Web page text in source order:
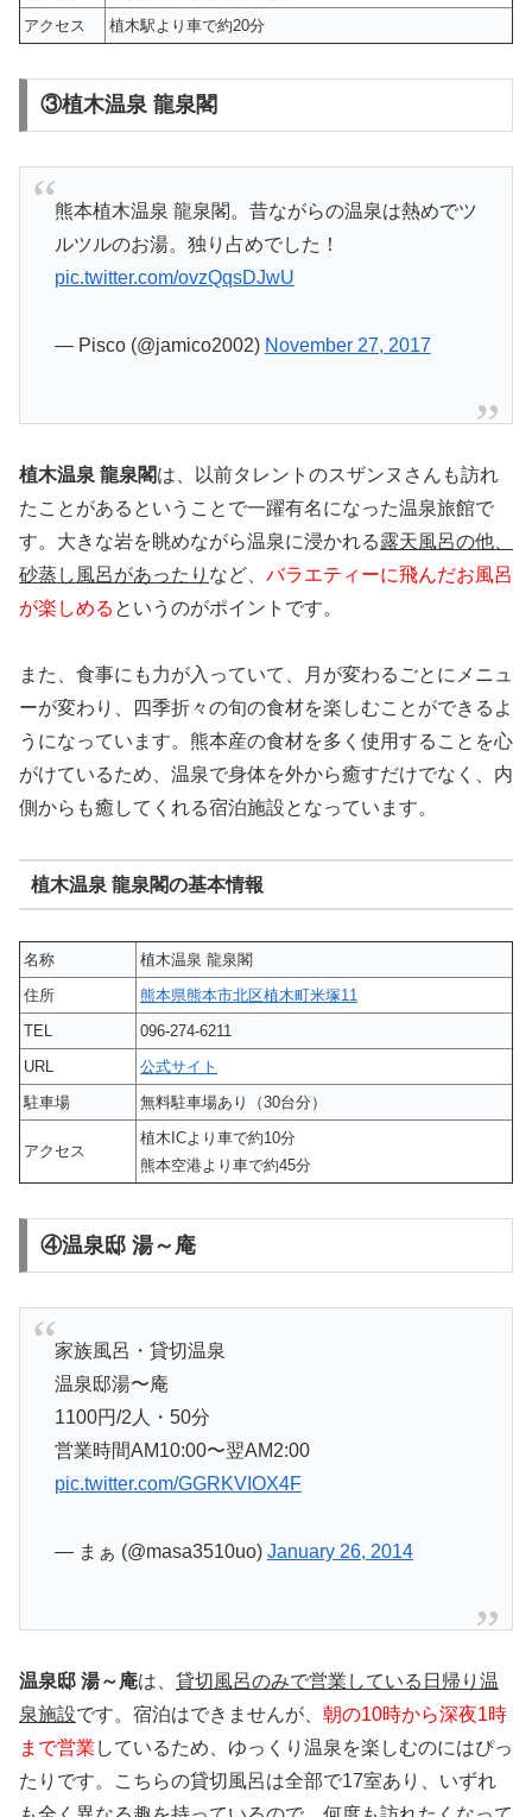
アクセス
植木駅より車で約20分
③植木温泉 龍泉閣
熊本植木温泉 龍泉閣。昔ながらの温泉は熱めでツ
ルツルのお湯。独り占めでした！
pic.twitter.com/ovzQqsDJwU
— Pisco (@jamico2002) November 27, 2017
植木温泉 龍泉閣は、以前タレントのスザンヌさんも訪れ
たことがあるということで一躍有名になった温泉旅館で
す。大きな岩を眺めながら温泉に浸かれる露天風呂の他、
砂蒸し風呂があったり など、 バラエティーに飛んだお風呂
が楽しめる というのがポイントです。
また、食事にも力が入っていて、月が変わるごとにメニュ
ーが変わり、四季折々の旬の食材を楽しむことができるよ
うになっています。熊本産の食材を多く使用することを心
がけているため、温泉で身体を外から癒すだけでなく、内
側からも癒してくれる宿泊施設となっています。
植木温泉 龍泉閣の基本情報
名称
植木温泉 龍泉閣
住所
熊本県熊本市北区植木町米塚11
TEL
096-274-6211
URL
公式サイト
駐車場
無料駐車場あり（30台分）
アクセス
植木ICより車で約10分
熊本空港より車で約45分
④温泉邸 湯～庵
家族風呂・貸切温泉
温泉邸湯〜庵
1100円/2人・50分
営業時間AM10:00〜翌AM2:00
pic.twitter.com/GGRKVIOX4F
— まぁ (@masa3510uo) January 26, 2014
温泉邸 湯～庵は、 貸切風呂のみで営業している日帰り温
泉施設です。宿泊はできませんが、 朝の10時から深夜1時
まで営業 しているため、ゆっくり温泉を楽しむのにはぴっ
たりです。こちらの貸切風呂は全部で17室あり、いずれ